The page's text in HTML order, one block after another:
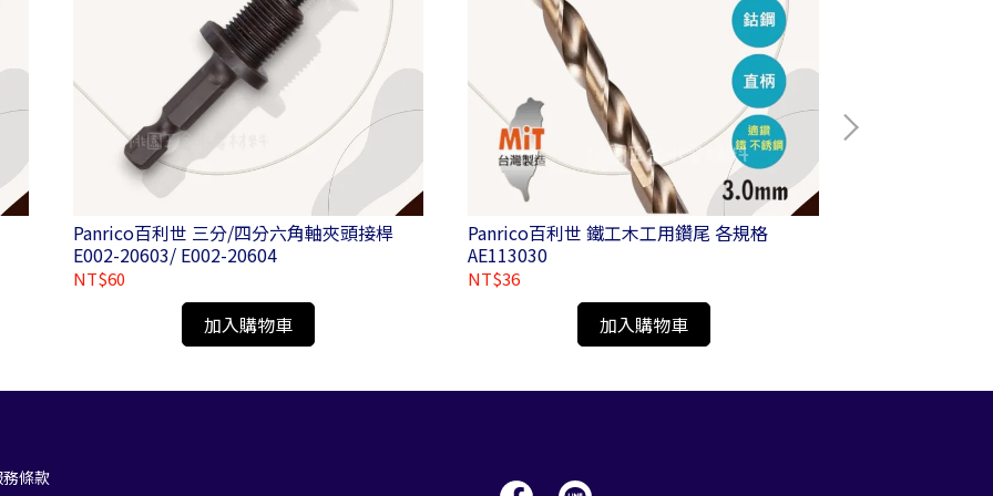
Panrico百利世 三分/四分六角軸夾頭接桿
E002-20603/ E002-20604
NT$60
加入購物車
Panrico百利世 鐵工木工用鑽尾 各規格
AE113030
NT$36
加入購物車
條款